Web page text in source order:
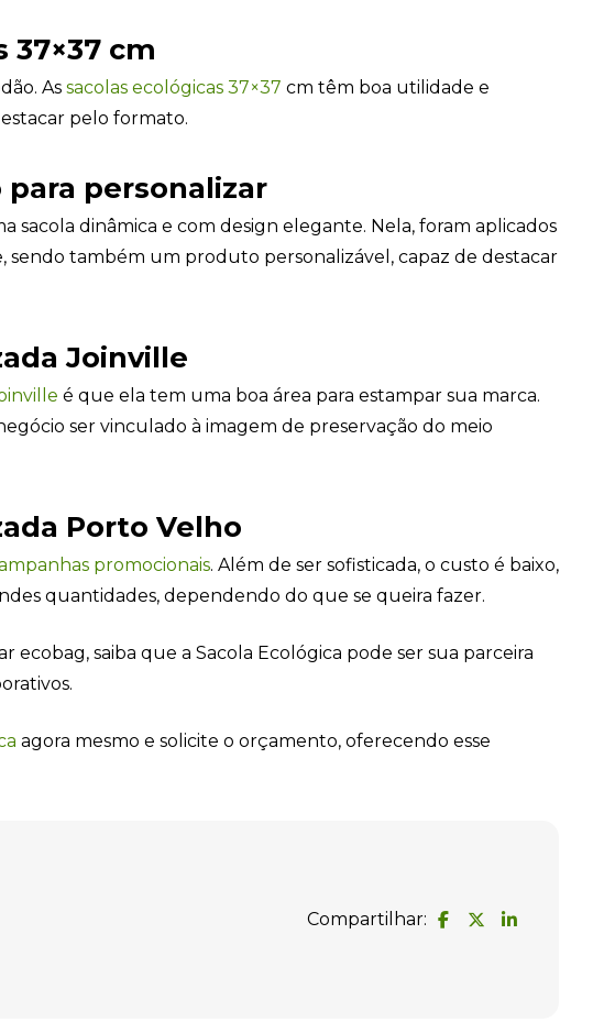
37×37 cm
As sacolas ecológicas 37×37 cm têm boa utilidade e
pelo formato.
para personalizar
sacola dinâmica e com design elegante. Nela, foram aplicados
sendo também um produto personalizável, capaz de destacar
Joinville
é que ela tem uma boa área para estampar sua marca.
ser vinculado à imagem de preservação do meio
Porto Velho
promocionais. Além de ser sofisticada, o custo é baixo,
quantidades, dependendo do que se queira fazer.
ecobag, saiba que a Sacola Ecológica pode ser sua parceira
agora mesmo e solicite o orçamento, oferecendo esse
Compartilhar: